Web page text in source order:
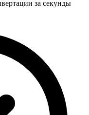
за секунды